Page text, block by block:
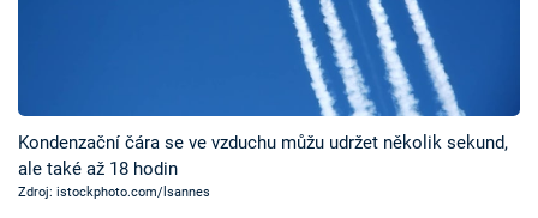
Sledujte prima+
Přihlášení
Kondenzační čára se ve vzduchu můžu udržet několik sekund,
ale také až 18 hodin
Zdroj: istockphoto.com/lsannes